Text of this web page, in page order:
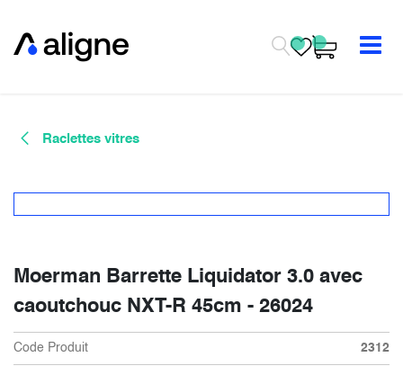
Raclettes vitres
Moerman Barrette Liquidator 3.0 avec
caoutchouc NXT-R 45cm - 26024
Code Produit 2312